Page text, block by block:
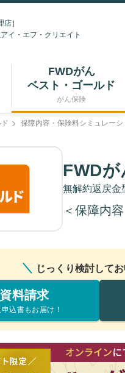
店］
イ・エフ・クリエイト
FWDがん
ベスト・ゴールド
がん保険
保障内容・保険料シミュレーシ
FWD
無解約返戻金
＜保障内
じっくり検討して
資料請求
込書もお届け！